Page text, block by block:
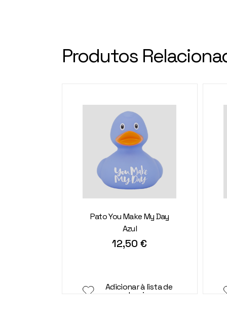
Produtos
Pato You Make My Day
Azul
12,50€
Adicionar à lista de
desejos